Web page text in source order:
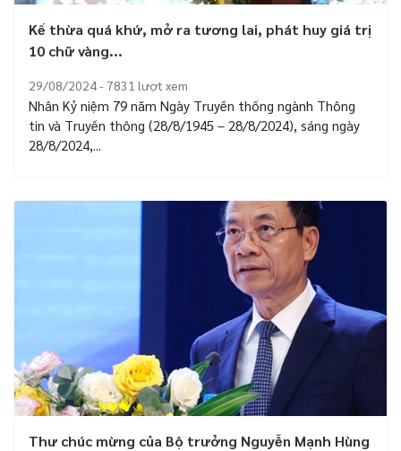
Kế thừa quá khứ, mở ra tương lai, phát huy giá trị
10 chữ vàng...
29/08/2024 - 7831 lượt xem
Nhân Kỷ niệm 79 năm Ngày Truyền thống ngành Thông
tin và Truyền thông (28/8/1945 – 28/8/2024), sáng ngày
28/8/2024,...
Thư chúc mừng của Bộ trưởng Nguyễn Mạnh Hùng